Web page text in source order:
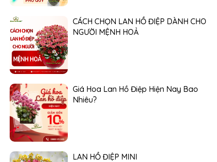
CÁCH CHỌN LAN HỒ ĐIỆP DÀNH CHO
NGƯỜI MỆNH HOẢ
Giá Hoa Lan Hồ Điệp Hiện Nay Bao
Nhiêu?
LAN HỒ ĐIỆP MINI